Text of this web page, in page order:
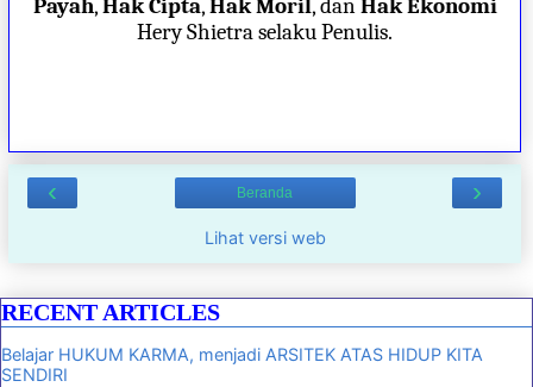
Payah,Hak Cipta,Hak Moril, danHak Ekonomi
Hery Shietra selaku Penulis.
‹ ›
Beranda
Lihat versi web
RECENT ARTICLES
Belajar HUKUM KARMA, menjadi ARSITEK ATAS HIDUP KITA
SENDIRI